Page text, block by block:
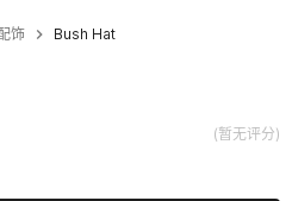
饰 Bush Hat
(暂无评分)